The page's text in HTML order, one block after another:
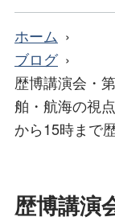
ホーム
ブログ
歴博講演会・
舶・航海の視
から15時まで
歴博講演